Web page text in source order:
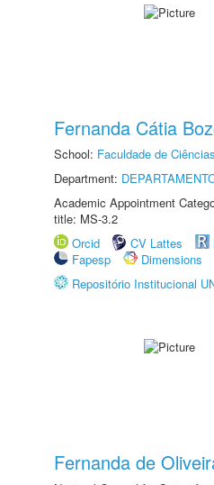
Fernanda Cátia
School: Faculdade de
Department:
Academic Appointment
title: MS-3.2
Orcid
CV Lattes
Fapesp
Dimensions
Repositório Institucional
Fernanda de